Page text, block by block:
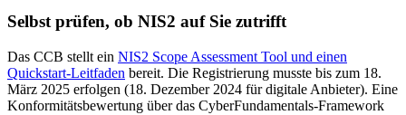
Selbst prüfen, ob NIS2 auf Sie zutrifft
Das CCB stellt ein NIS2 Scope Assessment Tool und einen
Quickstart-Leitfaden bereit. Die Registrierung musste bis zum 18.
März 2025 erfolgen (18. Dezember 2024 für digitale Anbieter). Eine
Konformitätsbewertung über das CyberFundamentals-Framework